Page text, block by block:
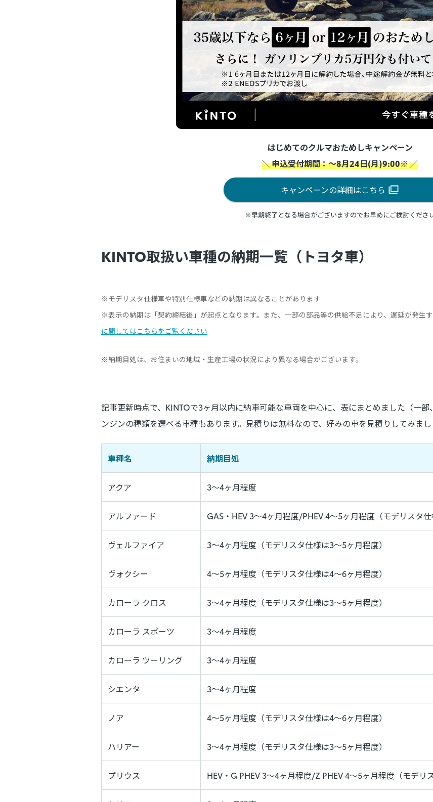
はじめてのクルマおためしキャンペーン
＼ 申込受付期間：～8月24日(月)9:00※ ／
キャンペーンの詳細はこちら
※早期終了となる場合がございますのでお早めにご検討くださ
KINTO取扱い車種の納期一覧（トヨタ車）
※モデリスタ仕様車や特別仕様車などの納期は異なることがあります
※表示の納期は「契約締結後」が起点となります。また、一部の部品等の供給不足により、遅延が発生す
に関してはこちらをご覧ください
※納期目処は、お住まいの地域・生産工場の状況により異なる場合がございます。
記事更新時点で、KINTOで3ヶ月以内に納車可能な車両を中心に、表にまとめました（一部
ンジンの種類を選べる車種もあります。見積りは無料なので、好みの車を見積りしてみまし
車種名 納期目処
アクア 3〜4ヶ月程度
アルファード GAS・HEV 3～4ヶ月程度/PHEV 4～5ヶ月程度（モデリスタ
ヴェルファイア 3～4ヶ月程度（モデリスタ仕様は3～5ヶ月程度）
ヴォクシー 4～5ヶ月程度（モデリスタ仕様は4～6ヶ月程度）
カローラ クロス 3～4ヶ月程度（モデリスタ仕様は3～5ヶ月程度）
カローラ スポーツ 3〜4ヶ月程度
カローラ ツーリング 3〜4ヶ月程度
シエンタ 3〜4ヶ月程度
ノア 4～5ヶ月程度（モデリスタ仕様は4～6ヶ月程度）
ハリアー 3～4ヶ月程度（モデリスタ仕様は3～5ヶ月程度）
プリウス HEV・G PHEV 3～4ヶ月程度/Z PHEV 4～5ヶ月程度（モデリ